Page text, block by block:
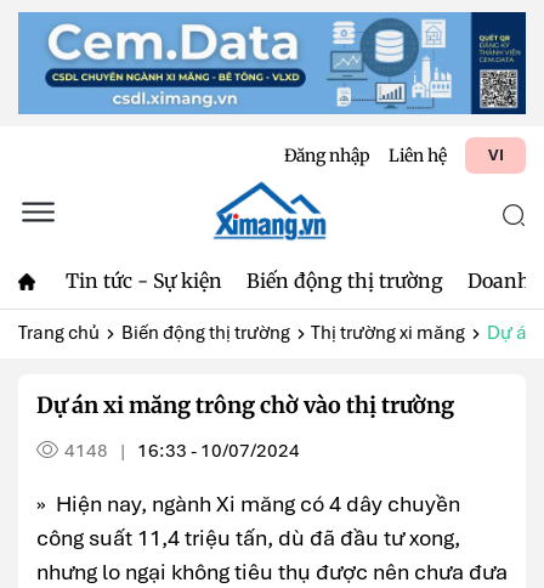
Đăng nhập Liên hệ VI
Tin tức - Sự kiện Biến động thị trường Doanh
Trang chủ Biến động thị trường Thị trường xi măng Dự án
Dự án xi măng trông chờ vào thị trường
4148 | 16:33 - 10/07/2024
» Hiện nay, ngành Xi măng có 4 dây chuyền
công suất 11,4 triệu tấn, dù đã đầu tư xong,
nhưng lo ngại không tiêu thụ được nên chưa đưa